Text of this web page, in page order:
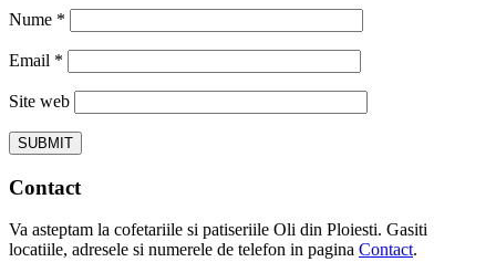
Nume *
Email *
Site web
Contact
Va asteptam la cofetariile si patiseriile Oli din Ploiesti. Gasiti
locatiile, adresele si numerele de telefon in pagina Contact.